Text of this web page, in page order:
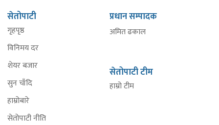
सेतोपाटी
गृहपृष्ठ
विनिमय दर
शेयर बजार
सुन चाँदि
हाम्रोबारे
सेतोपाटी नीति
प्रधान सम्पादक
अमित ढकाल
सेतोपाटी टीम
हाम्रो टीम